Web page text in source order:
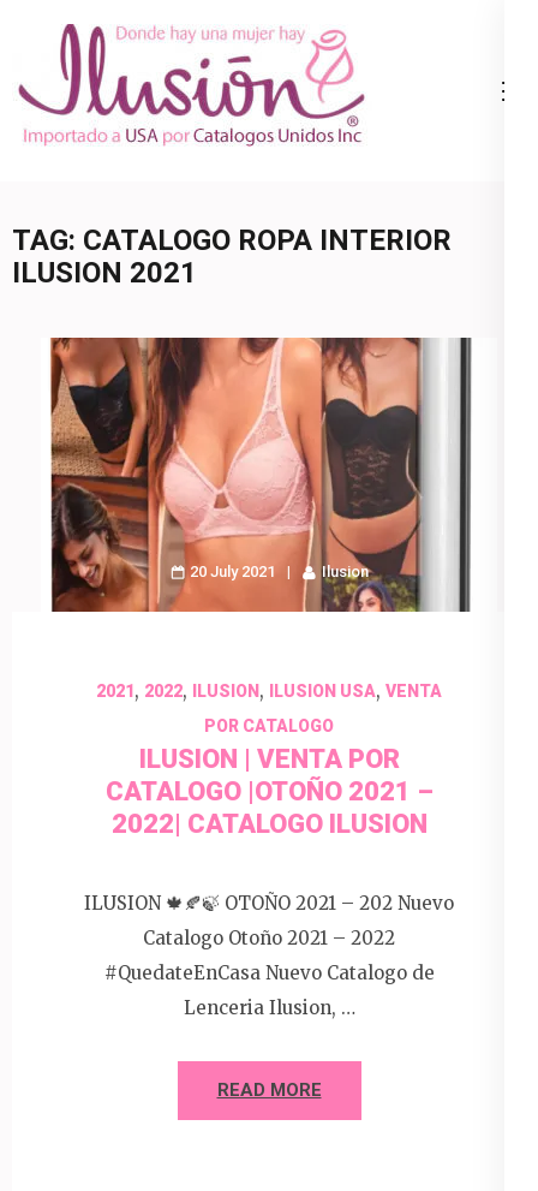
content
(Press
Ropa Interior
800.825.9452
TAG: CATALOGO ROPA INTERIOR
ILUSION 2021
20 July 2021 Ilusion
2021, 2022, ILUSION , ILUSION USA, VENTA
POR CATALOGO
ILUSION | VENTA POR
CATALOGO |OTOÑO 2021 –
2022| CATALOGO ILUSION
ILUSION 🍁🍂🍃 OTOÑO 2021 – 202 Nuevo
Catalogo Otoño 2021 – 2022
#QuedateEnCasa Nuevo Catalogo de
Lenceria Ilusion, …
READ MORE